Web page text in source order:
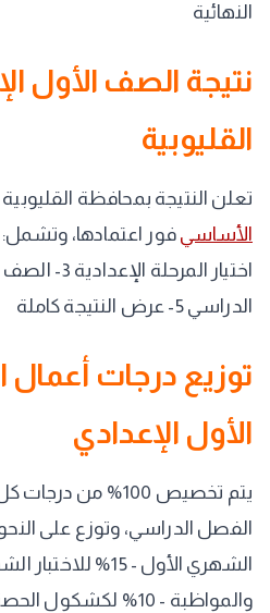
النهائية
نتيجة الصف الأول
القليوبية
تعلن النتيجة بمحافظة القليوبية
الأساسي
الدراسي 5- عرض النتيجة كاملة
توزيع درجات
الأول الإعدادي
يتم تخصيص 100% من